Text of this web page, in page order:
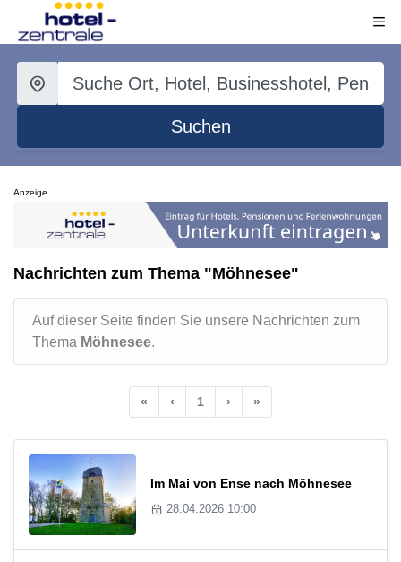
Suchen
Anzeige
Nachrichten zum Thema "Möhnesee"
Auf dieser Seite finden Sie unsere Nachrichten zum
Thema Möhnesee.
« ‹ 1 › »
Im Mai von Ense nach Möhnesee
28.04.2026 10:00